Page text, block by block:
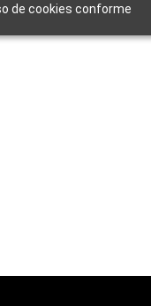
de cookies conforme